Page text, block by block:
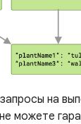
на
можете